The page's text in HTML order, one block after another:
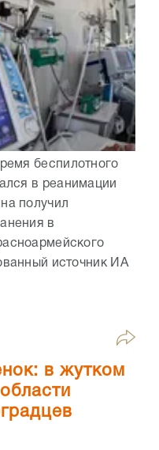
беспилотного
в реанимации
получил
в
источник ИА
в жутком